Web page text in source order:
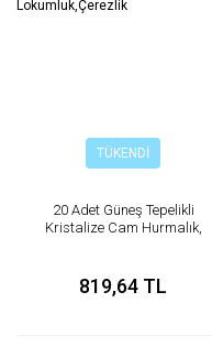
TÜKENDİ
20 Adet Güneş Tepelikli
Kristalize Cam Hurmalık,
819,64 TL